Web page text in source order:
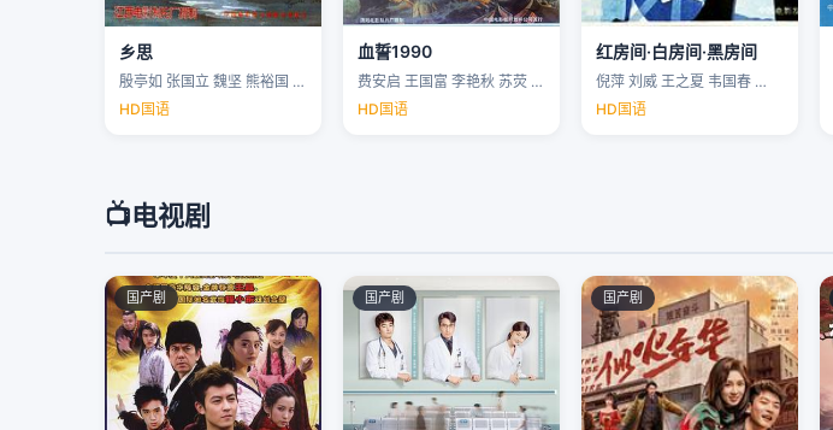
乡思
殷亭如 张国立 魏坚 熊裕国 …
HD国语
血誓1990
费安启 王国富 李艳秋 苏荧 …
HD国语
红房间·白房间·黑房间
倪萍 刘威 王之夏 韦国春 …
HD国语
📺电视剧
国产剧 国产剧 国产剧